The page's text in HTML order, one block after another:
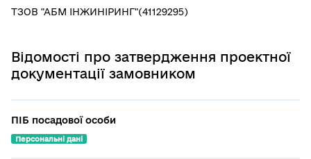
ТЗОВ "АБМ ІНЖИНІРИНГ"(41129295)
Відомості про затвердження проектної
документації замовником
ПІБ посадової особи
Персональні дані